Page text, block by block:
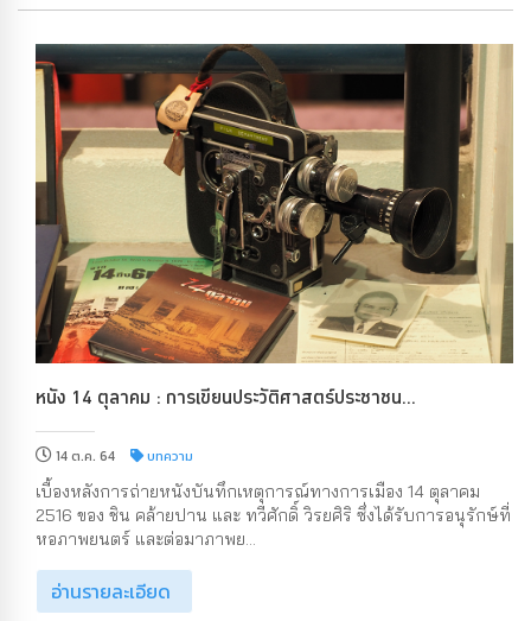
หนัง 14 ตุลาคม : การเขียนประวัติศาสตร์ประชาชน...
14 ต.ค. 64 บทความ
เบื้องหลังการถ่ายหนังบันทึกเหตุการณ์ทางการเมือง 14 ตุลาคม
2516 ของ ชิน คล้ายปาน และ ทวีศักดิ์ วิรยศิริ ซึ่งได้รับการอนุรักษ์ที่
หอภาพยนตร์ และต่อมาภาพย...
อ่านรายละเอียด